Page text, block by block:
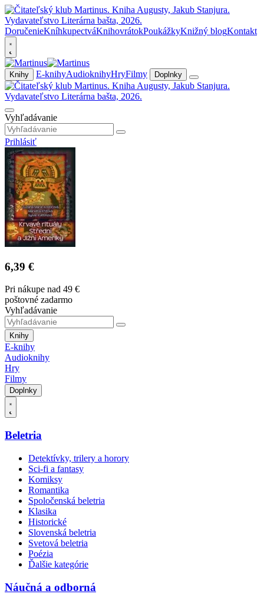
DoručenieKníhkupectváKnihovrátokPoukážkyKnižný blogKontakt
Knihy E-knihyAudioknihyHryFilmy Doplnky
Vyhľadávanie
Prihlásiť
6,39 €
Pri nákupe nad 49 €
poštovné zadarmo
Vyhľadávanie
Knihy
E-knihy
Audioknihy
Hry
Filmy
Doplnky
Beletria
Detektívky, trilery a horory
Sci-fi a fantasy
Komiksy
Romantika
Spoločenská beletria
Klasika
Historické
Slovenská beletria
Svetová beletria
Poézia
Ďalšie kategórie
Náučná a odborná